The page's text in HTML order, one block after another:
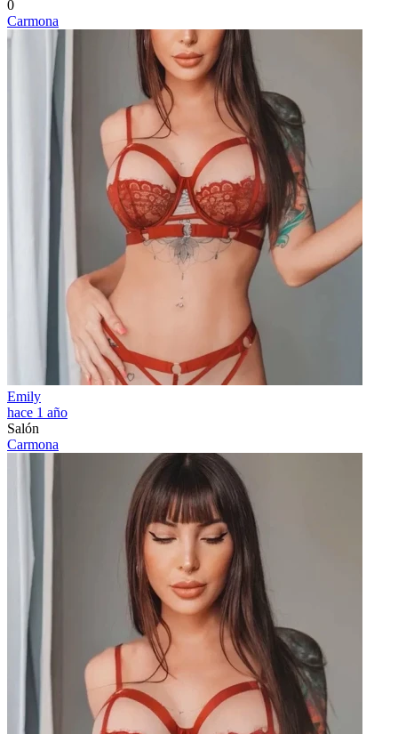
0
Carmona
Emily
hace 1 año
Salón
Carmona